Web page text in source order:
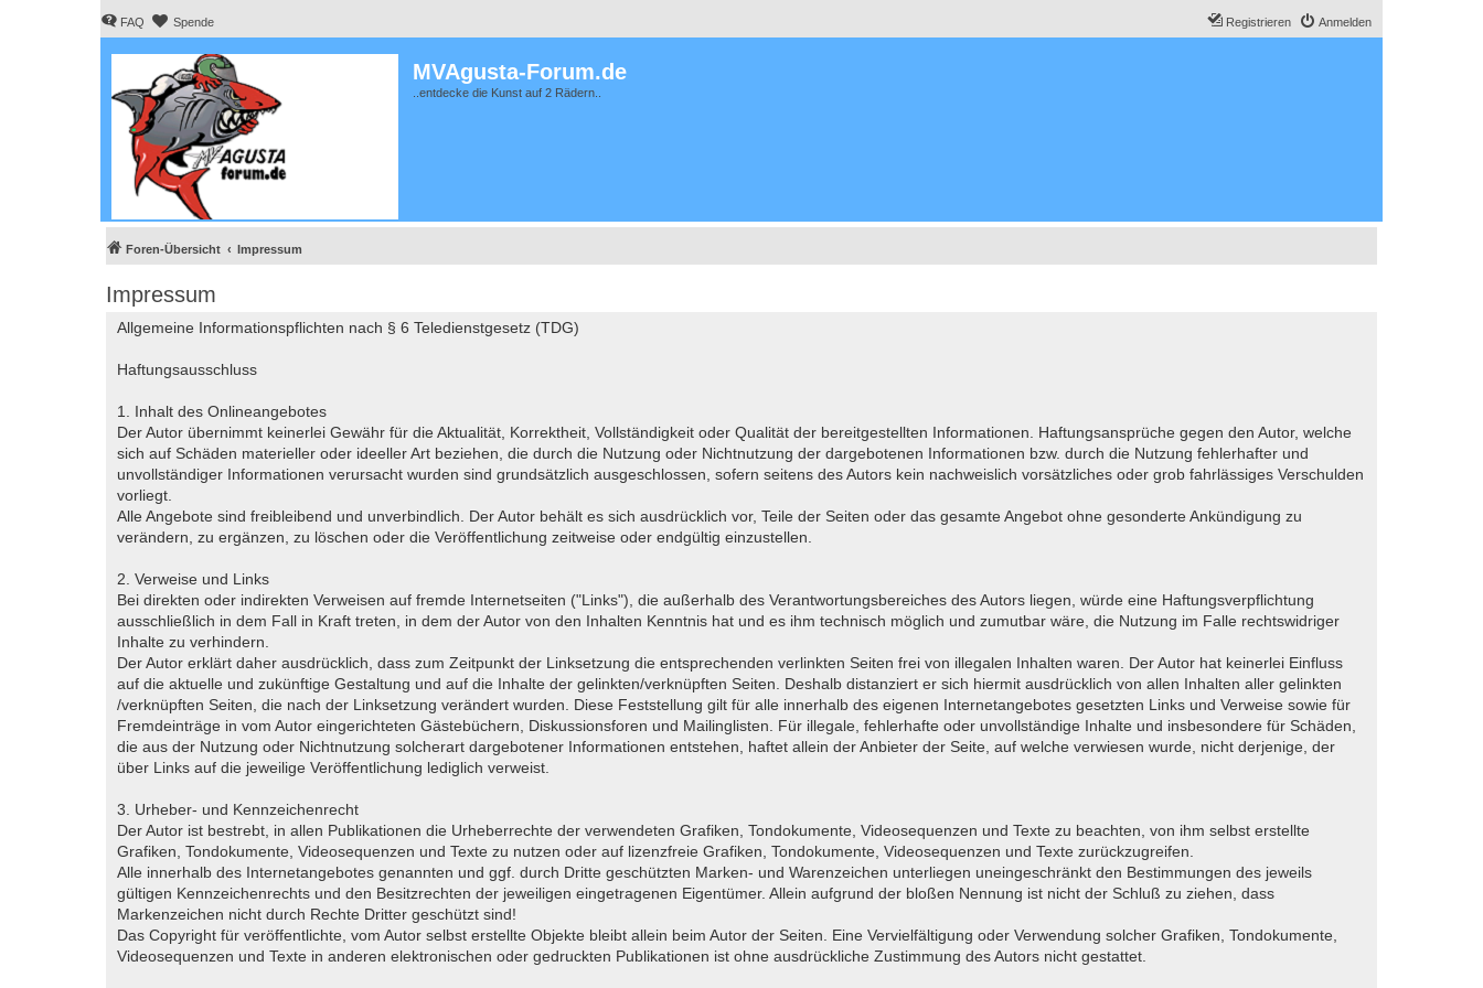
FAQ Spende Anmelden
Registrieren
MVAgusta-Forum.de
..entdecke die Kunst auf 2 Rädern..
Foren-Übersicht Impressum
Impressum
Allgemeine Informationspflichten nach § 6 Teledienstgesetz (TDG)
Haftungsausschluss
1. Inhalt des Onlineangebotes
Der Autor übernimmt keinerlei Gewähr für die Aktualität, Korrektheit, Vollständigkeit oder Qualität der bereitgestellten Informationen. Haftungsansprüche gegen den Autor, welche
sich auf Schäden materieller oder ideeller Art beziehen, die durch die Nutzung oder Nichtnutzung der dargebotenen Informationen bzw. durch die Nutzung fehlerhafter und
unvollständiger Informationen verursacht wurden sind grundsätzlich ausgeschlossen, sofern seitens des Autors kein nachweislich vorsätzliches oder grob fahrlässiges Verschulden
vorliegt.
Alle Angebote sind freibleibend und unverbindlich. Der Autor behält es sich ausdrücklich vor, Teile der Seiten oder das gesamte Angebot ohne gesonderte Ankündigung zu
verändern, zu ergänzen, zu löschen oder die Veröffentlichung zeitweise oder endgültig einzustellen.
2. Verweise und Links
Bei direkten oder indirekten Verweisen auf fremde Internetseiten ("Links"), die außerhalb des Verantwortungsbereiches des Autors liegen, würde eine Haftungsverpflichtung
ausschließlich in dem Fall in Kraft treten, in dem der Autor von den Inhalten Kenntnis hat und es ihm technisch möglich und zumutbar wäre, die Nutzung im Falle rechtswidriger
Inhalte zu verhindern.
Der Autor erklärt daher ausdrücklich, dass zum Zeitpunkt der Linksetzung die entsprechenden verlinkten Seiten frei von illegalen Inhalten waren. Der Autor hat keinerlei Einfluss
auf die aktuelle und zukünftige Gestaltung und auf die Inhalte der gelinkten/verknüpften Seiten. Deshalb distanziert er sich hiermit ausdrücklich von allen Inhalten aller gelinkten
/verknüpften Seiten, die nach der Linksetzung verändert wurden. Diese Feststellung gilt für alle innerhalb des eigenen Internetangebotes gesetzten Links und Verweise sowie für
Fremdeinträge in vom Autor eingerichteten Gästebüchern, Diskussionsforen und Mailinglisten. Für illegale, fehlerhafte oder unvollständige Inhalte und insbesondere für Schäden,
die aus der Nutzung oder Nichtnutzung solcherart dargebotener Informationen entstehen, haftet allein der Anbieter der Seite, auf welche verwiesen wurde, nicht derjenige, der
über Links auf die jeweilige Veröffentlichung lediglich verweist.
3. Urheber- und Kennzeichenrecht
Der Autor ist bestrebt, in allen Publikationen die Urheberrechte der verwendeten Grafiken, Tondokumente, Videosequenzen und Texte zu beachten, von ihm selbst erstellte
Grafiken, Tondokumente, Videosequenzen und Texte zu nutzen oder auf lizenzfreie Grafiken, Tondokumente, Videosequenzen und Texte zurückzugreifen.
Alle innerhalb des Internetangebotes genannten und ggf. durch Dritte geschützten Marken- und Warenzeichen unterliegen uneingeschränkt den Bestimmungen des jeweils
gültigen Kennzeichenrechts und den Besitzrechten der jeweiligen eingetragenen Eigentümer. Allein aufgrund der bloßen Nennung ist nicht der Schluß zu ziehen, dass
Markenzeichen nicht durch Rechte Dritter geschützt sind!
Das Copyright für veröffentlichte, vom Autor selbst erstellte Objekte bleibt allein beim Autor der Seiten. Eine Vervielfältigung oder Verwendung solcher Grafiken, Tondokumente,
Videosequenzen und Texte in anderen elektronischen oder gedruckten Publikationen ist ohne ausdrückliche Zustimmung des Autors nicht gestattet.